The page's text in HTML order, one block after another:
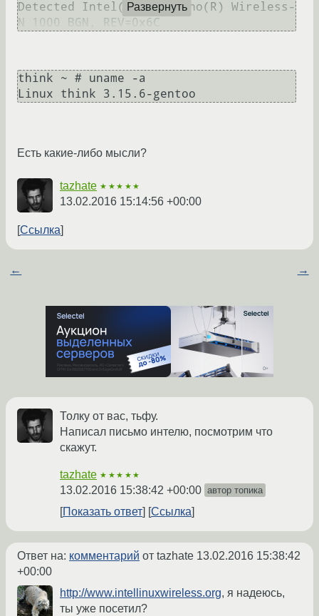
Detected Intel(R) Centrino(R) Wireless-
Развернуть
think ~ # uname -a
Linux think 3.15.6-gentoo
Есть какие-либо мысли?
tazhate ★★★★★
13.02.2016 15:14:56 +00:00
Ссылка
← →
Толку от вас, тьфу.
Написал письмо интелю, посмотрим что
скажут.
tazhate ★★★★★
13.02.2016 15:38:42 +00:00 автор топика
Показать ответ Ссылка
Ответ на: комментарий от tazhate 13.02.2016 15:38:42
+00:00
http://www.intellinuxwireless.org, я надеюсь,
ты уже посетил?